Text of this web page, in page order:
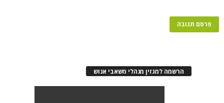
הרשמה למגזין מנהלי משאבי אנוש